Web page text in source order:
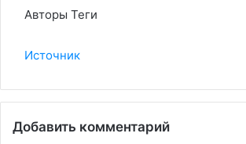
Авторы Теги
Источник
Добавить комментарий